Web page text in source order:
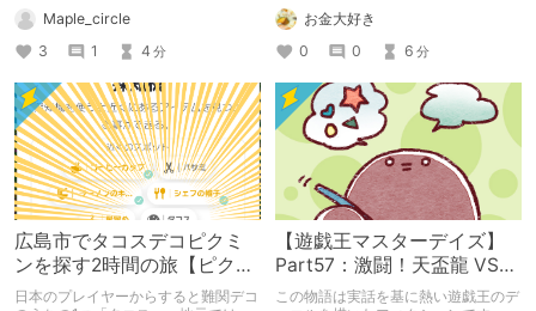
う心の叫びをまとめました
Maple_circle
3
1 4 分
お金大好き
0
0 6 分
広島市でタコスデコピクミ
ンを探す2時間の旅【ピクミ
ンブルーム / Pikmin
日本のプレイヤーからすると難関デコ
【遊戯王マスターデイズ】
Part57：激闘！天盃龍 VS
千年D【架空デュエル】
この物語は実話を基に熱い遊戯王のデ